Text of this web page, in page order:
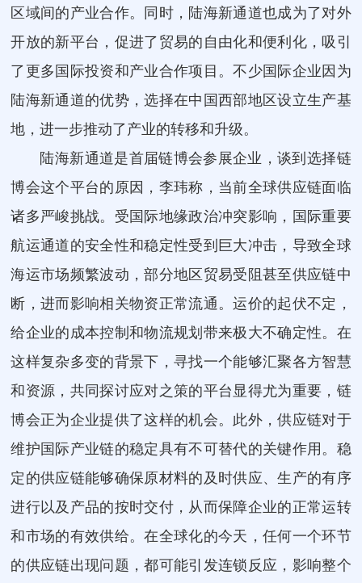
区域间的产业合作。同时，陆海新通道也成为了对外
开放的新平台，促进了贸易的自由化和便利化，吸引
了更多国际投资和产业合作项目。不少国际企业因为
陆海新通道的优势，选择在中国西部地区设立生产基
地，进一步推动了产业的转移和升级。
陆海新通道是首届链博会参展企业，谈到选择链
博会这个平台的原因，李玮称，当前全球供应链面临
诸多严峻挑战。受国际地缘政治冲突影响，国际重要
航运通道的安全性和稳定性受到巨大冲击，导致全球
海运市场频繁波动，部分地区贸易受阻甚至供应链中
断，进而影响相关物资正常流通。运价的起伏不定，
给企业的成本控制和物流规划带来极大不确定性。在
这样复杂多变的背景下，寻找一个能够汇聚各方智慧
和资源，共同探讨应对之策的平台显得尤为重要，链
博会正为企业提供了这样的机会。此外，供应链对于
维护国际产业链的稳定具有不可替代的关键作用。稳
定的供应链能够确保原材料的及时供应、生产的有序
进行以及产品的按时交付，从而保障企业的正常运转
和市场的有效供给。在全球化的今天，任何一个环节
的供应链出现问题，都可能引发连锁反应，影响整个